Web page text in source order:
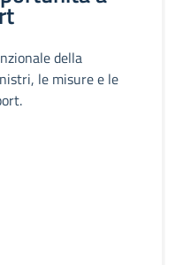
della
le misure e le